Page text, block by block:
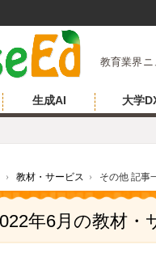
教育業界ニ
生成AI 大学
› 教材・サービス › その他 記事
年6月の教材・